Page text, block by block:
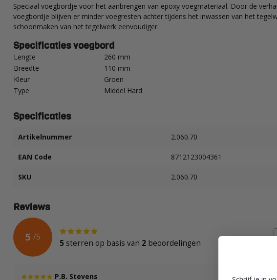
Speciaal voegbordje voor het aanbrengen van epoxy voegmateriaal. Door de
voegbordje blijven er minder voegresten achter tijdens het inwassen van het
schoonmaken van het tegelwerk eenvoudiger.
Specificaties voegbord
Lengte
260 mm
Breedte
110 mm
Kleur
Groen
Type
Middel Hard
Specificaties
Artikelnummer 2.060.70
EAN Code 8712123004361
SKU 2.060.70
Reviews
5 /5
5 sterren op basis van 2 beoordelingen
P.B. Stevens